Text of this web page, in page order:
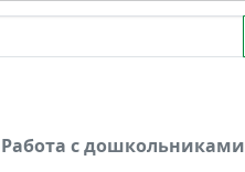
Работа с дошкольниками